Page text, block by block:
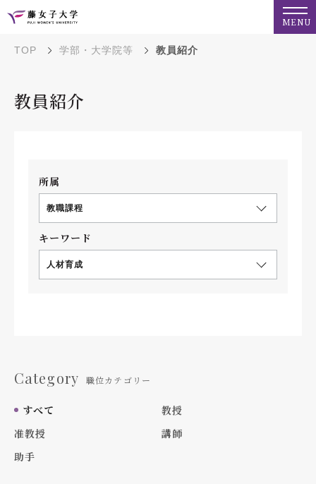
MENU
TOP 学部・大学院等 教員紹介
教員紹介
所属
教職課程
キーワード
人材育成
Category 職位カテゴリー
すべて
教授
准教授
講師
助手